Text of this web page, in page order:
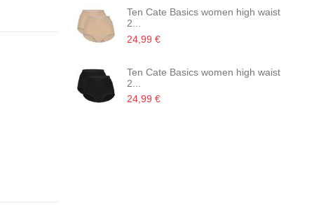
Ten Cate Basics women high waist
2...
24,99 €
Ten Cate Basics women high waist
2...
24,99 €